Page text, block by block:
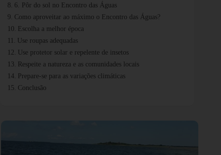
6. Pôr do sol no Encontro das Águas
Como aproveitar ao máximo o Encontro das Águas?
Escolha a melhor época
Use roupas adequadas
Use protetor solar e repelente de insetos
Respeite a natureza e as comunidades locais
Prepare-se para as variações climáticas
Conclusão